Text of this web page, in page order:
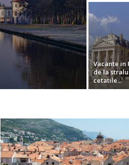
Vacante in
de la
cetatile...